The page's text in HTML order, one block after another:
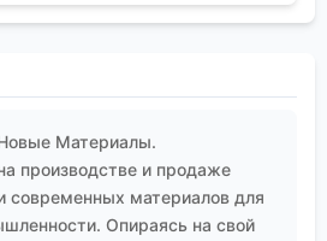
простые покрытия) будет
давления и частично
системами (полиуретанами,
сегмент
Материалы.
производстве и продаже
современных материалов для
Опираясь на свой